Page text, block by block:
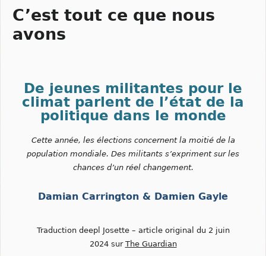
C’est tout ce que nous
avons
De jeunes militantes pour le
climat parlent de l’état de la
politique dans le monde
Cette année, les élections concernent la moitié de la
population mondiale. Des militants s’expriment sur les
chances d’un réel changement.
Damian Carrington & Damien Gayle
Traduction deepl Josette – article original du 2 juin
2024 sur The Guardian